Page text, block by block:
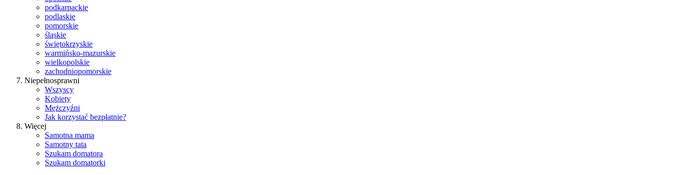
podkarpackie
podlaskie
pomorskie
śląskie
świętokrzyskie
warmińsko-mazurskie
wielkopolskie
zachodniopomorskie
Niepełnosprawni
Wszyscy
Kobiety
Mężczyźni
Jak korzystać bezpłatnie?
Więcej
Samotna mama
Samotny tata
Szukam domatora
Szukam domatorki